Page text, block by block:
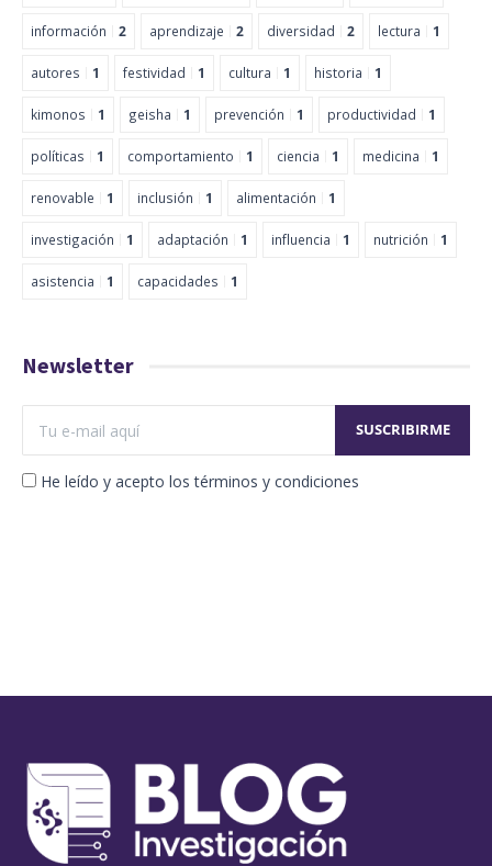
información 2 aprendizaje 2 diversidad 2 lectura 1
autores 1 festividad 1 cultura 1 historia 1
kimonos 1 geisha 1 prevención 1 productividad 1
políticas 1 comportamiento 1 ciencia 1 medicina 1
renovable 1 inclusión 1 alimentación 1
investigación 1 adaptación 1 influencia 1 nutrición 1
asistencia 1 capacidades 1
Newsletter
He leído y acepto los términos y condiciones